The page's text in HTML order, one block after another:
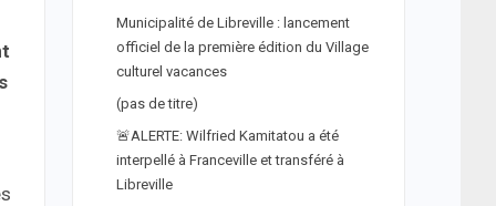
Municipalité de Libreville : lancement
officiel de la première édition du Village
culturel vacances
(pas de titre)
🚨ALERTE: Wilfried Kamitatou a été
interpellé à Franceville et transféré à
Libreville